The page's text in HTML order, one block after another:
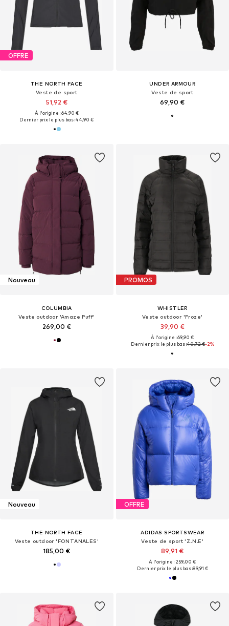
OFFRE
THE NORTH FACE
Veste de sport
51,92 €
À l'origine : 64,90 €
Dernier prix le plus bas :44,90 €
UNDER ARMOUR
Veste de sport
69,90 €
Nouveau
COLUMBIA
Veste outdoor 'Amaze Puff'
269,00 €
PROMOS
WHISTLER
Veste outdoor 'Froze'
39,90 €
À l'origine : 69,90 €
Dernier prix le plus bas :40,72 €-2%
Nouveau
THE NORTH FACE
Veste outdoor 'FONTANALES'
185,00 €
OFFRE
ADIDAS SPORTSWEAR
Veste de sport 'Z.N.E'
89,91 €
À l'origine : 259,00 €
Dernier prix le plus bas :89,91 €